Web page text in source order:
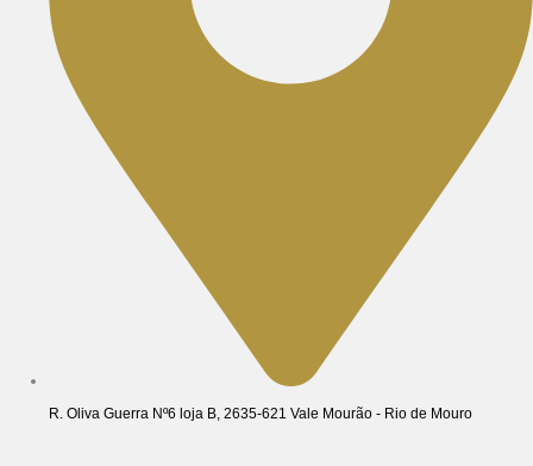
R. Oliva Guerra Nº6 loja B, 2635-621 Vale Mourão - Rio de Mouro